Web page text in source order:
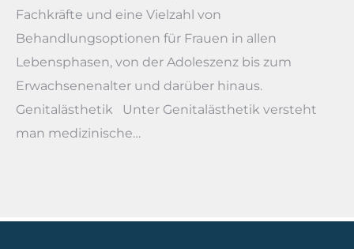
Fachkräfte und eine Vielzahl von
Behandlungsoptionen für Frauen in allen
Lebensphasen, von der Adoleszenz bis zum
Erwachsenenalter und darüber hinaus.
Genitalästhetik Unter Genitalästhetik versteht
man medizinische…